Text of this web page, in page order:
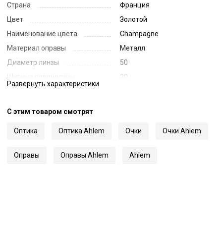
Страна
Франция
Цвет
Золотой
Наименование цвета
Champagne
Материал оправы
Металл
Диаметр линзы
50
20
Развернуть характеристики
С этим товаром смотрят
Оптика Оптика Ahlem Очки Очки Ahlem
Оправы Оправы Ahlem Ahlem